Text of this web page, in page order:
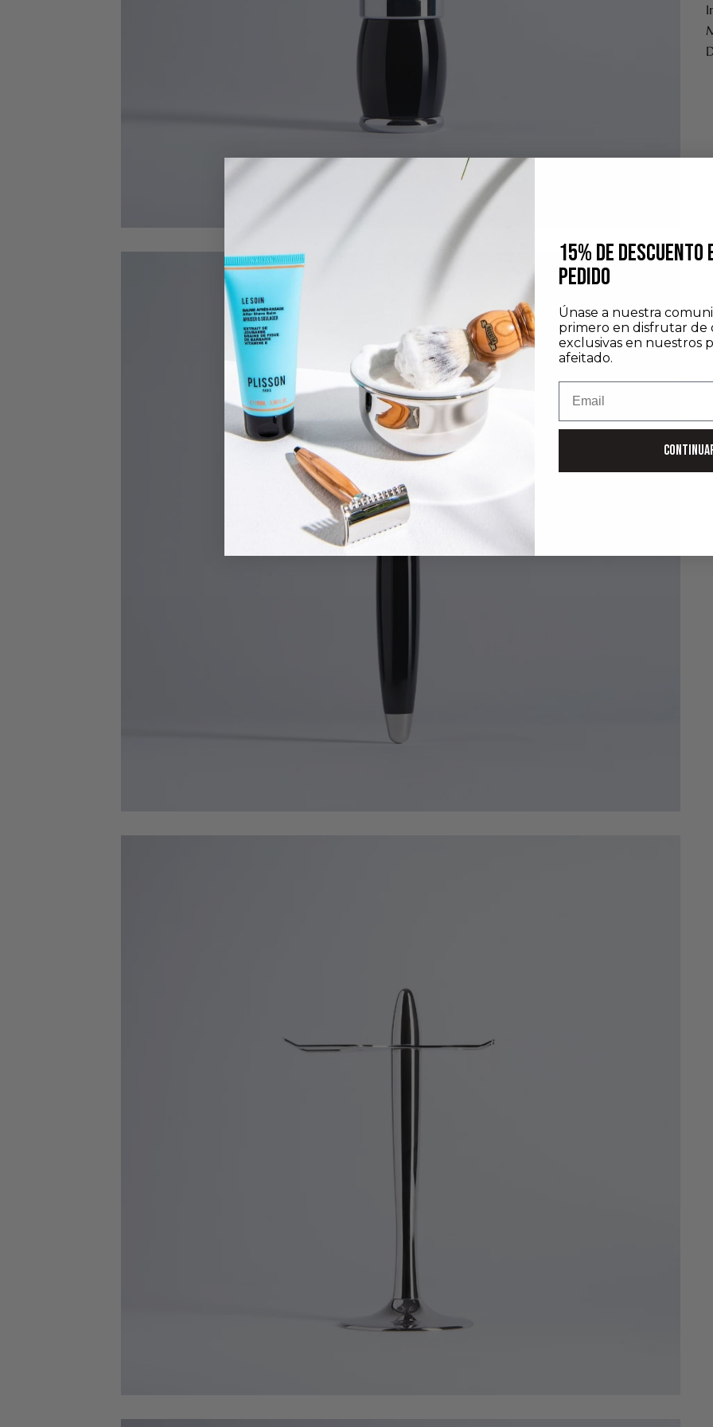
15% DE DESCUENTO
PEDIDO
Únase a nuestra
primero en disfrutar de
exclusivas en nuestros
afeitado.